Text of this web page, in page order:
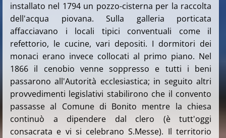
installato nel 1794 un pozzo-cisterna per la raccolta
dell'acqua piovana. Sulla galleria porticata
affacciavano i locali tipici conventuali come il
refettorio, le cucine, vari depositi. I dormitori dei
monaci erano invece collocati al primo piano. Nel
1866 il cenobio venne soppresso e tutti i beni
passarono all'Autorità ecclesiastica; in seguito altri
provvedimenti legislativi stabilirono che il convento
passasse al Comune di Bonito mentre la chiesa
continuò a dipendere dal clero (è tutt'oggi
consacrata e vi si celebrano S.Messe). Il territorio